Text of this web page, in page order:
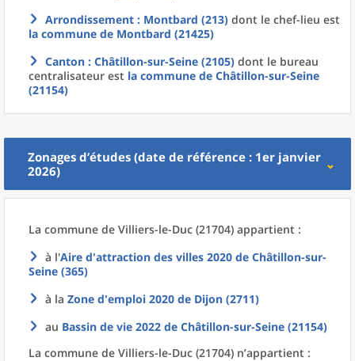
Arrondissement : Montbard (213) dont le chef-lieu est
la commune de Montbard (21425)
Canton : Châtillon-sur-Seine (2105) dont le bureau
centralisateur est la commune de Châtillon-sur-Seine
(21154)
Zonages d’études (date de référence : 1er janvier
2026)
La commune de Villiers-le-Duc (21704) appartient :
à l'Aire d'attraction des villes 2020 de Châtillon-sur-
Seine (365)
à la Zone d'emploi 2020 de Dijon (2711)
au Bassin de vie 2022 de Châtillon-sur-Seine (21154)
La commune de Villiers-le-Duc (21704) n’appartient :